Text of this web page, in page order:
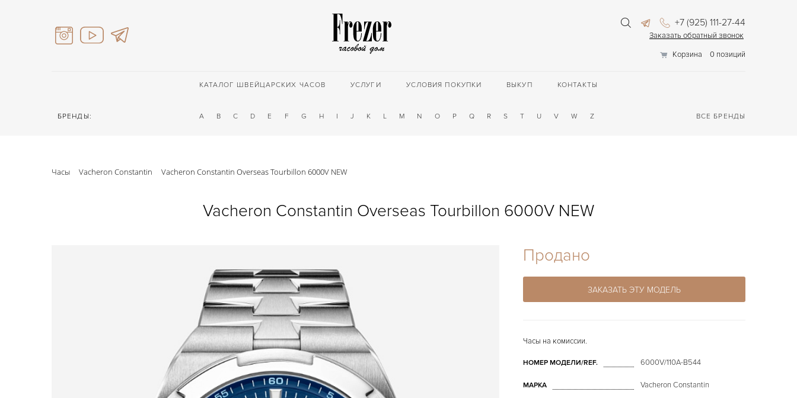
+7 (925) 111-27-44
Заказать обратный звонок
Корзина
0 позиций
КАТАЛОГ ШВЕЙЦАРСКИХ ЧАСОВ УСЛУГИ УСЛОВИЯ ПОКУПКИ ВЫКУП КОНТАКТЫ
БРЕНДЫ: A B C D E F G H I J K L M N O P Q R S T U V W Z ВСЕ БРЕНДЫ
Часы Vacheron Constantin Vacheron Constantin Overseas Tourbillon 6000V NEW
Vacheron Constantin Overseas Tourbillon 6000V NEW
Продано
ЗАКАЗАТЬ ЭТУ МОДЕЛЬ
Часы на комиссии.
НОМЕР МОДЕЛИ/REF. 6000V/110A-B544
МАРКА Vacheron Constantin